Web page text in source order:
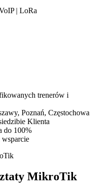
| LoRa
trenerów i
Poznań, Częstochowa
Klienta
do 100%
MikroTik